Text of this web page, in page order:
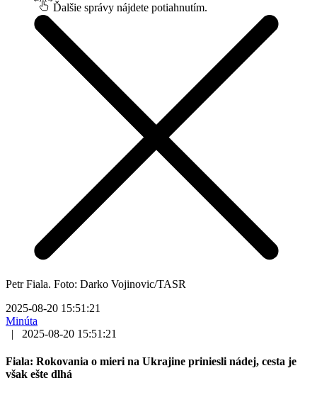
Ďalšie správy nájdete potiahnutím.
Petr Fiala. Foto: Darko Vojinovic/TASR
2025-08-20 15:51:21
Minúta
|
2025-08-20 15:51:21
Fiala: Rokovania o mieri na Ukrajine priniesli nádej, cesta je
však ešte dlhá